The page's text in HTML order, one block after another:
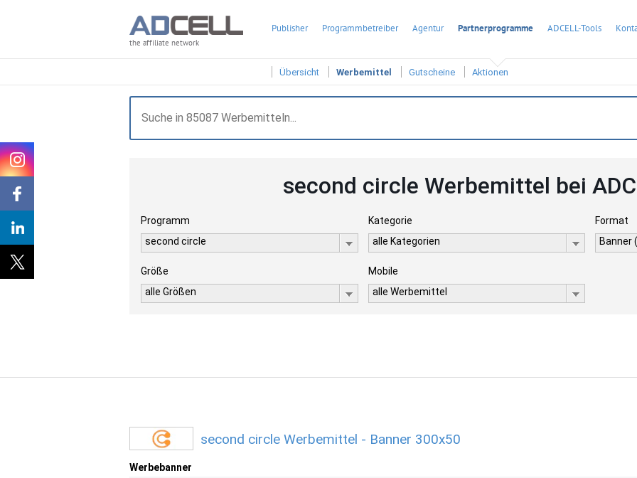
the affiliate network
Publisher Programmbetreiber Agentur Partnerprogramme ADCELL-Tools
Übersicht Werbemittel Gutscheine Aktionen
second circle Werbemittel bei
Programm
second circle
Kategorie
alle Kategorien
Format
Banner
Größe
alle Größen
Mobile
alle Werbemittel
second circle Werbemittel - Banner 300x50
Werbebanner